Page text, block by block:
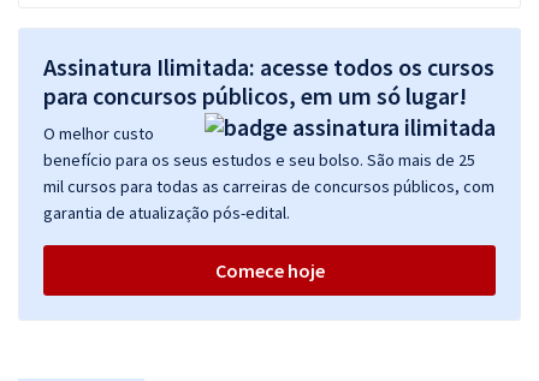
Assinatura Ilimitada: acesse todos os cursos
para concursos públicos, em um só lugar!
O melhor custo
benefício para os seus estudos e seu bolso. São mais de 25
mil cursos para todas as carreiras de concursos públicos, com
garantia de atualização pós-edital.
Comece hoje